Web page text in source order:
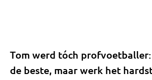
Tom werd tóch
de beste, maar werk het